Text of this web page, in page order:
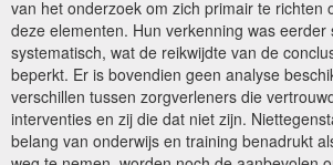
van het onderzoek om zich primair te richten
deze elementen. Hun verkenning was eerder
systematisch, wat de reikwijdte van de
beperkt. Er is bovendien geen analyse
verschillen tussen zorgverleners die
interventies en zij die dat niet zijn.
belang van onderwijs en training benadrukt